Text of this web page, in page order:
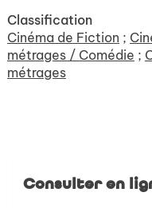
Classification
Cinéma de Fiction ;
métrages / Comédie ;
métrages
Consulter en